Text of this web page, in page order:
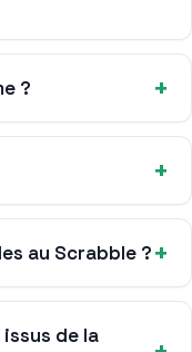
?
au Scrabble ?
de la